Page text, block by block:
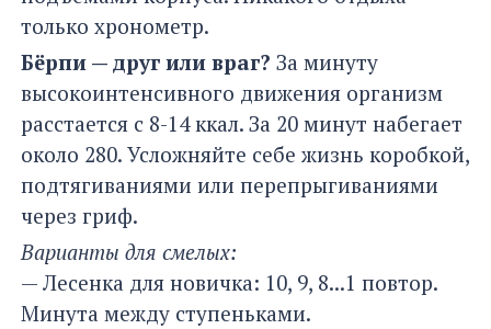
только хронометр.
Бёрпи — друг или враг? За минуту
высокоинтенсивного движения организм
расстается с 8-14 ккал. За 20 минут набегает
около 280. Усложняйте себе жизнь коробкой,
подтягиваниями или перепрыгиваниями
через гриф.
Варианты для смелых:
— Лесенка для новичка: 10, 9, 8...1 повтор.
Минута между ступеньками.